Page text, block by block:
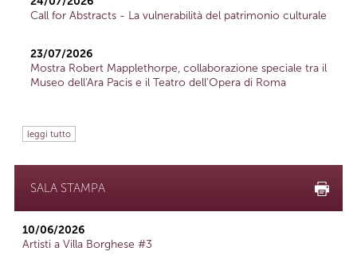
Call for Abstracts - La vulnerabilità del patrimonio culturale
23/07/2026
Mostra Robert Mapplethorpe, collaborazione speciale tra il
Museo dell'Ara Pacis e il Teatro dell'Opera di Roma
leggi tutto
SALA STAMPA
10/06/2026
Artisti a Villa Borghese #3